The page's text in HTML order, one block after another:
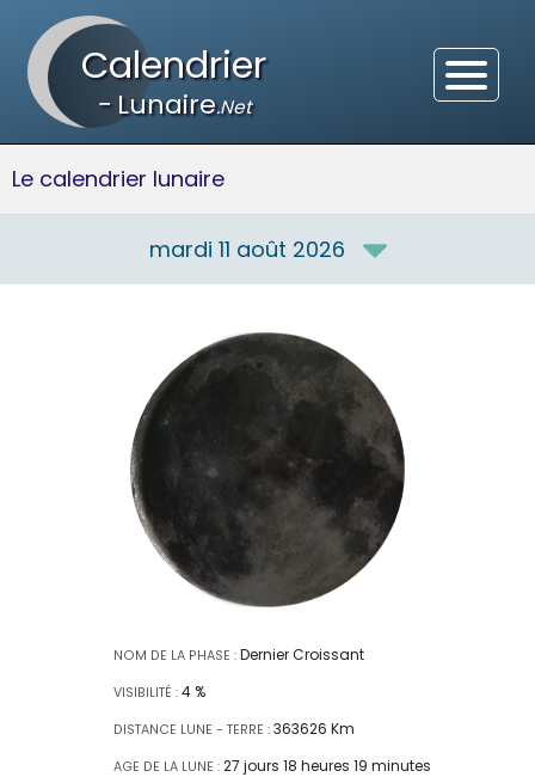
Calendrier
-Lunaire.Net
Le calendrier lunaire
mardi 11 août 2026
NOM DE LA PHASE : Dernier Croissant
VISIBILITÉ : 4 %
DISTANCE LUNE - TERRE : 363626 Km
AGE DE LA LUNE : 27 jours 18 heures 19 minutes